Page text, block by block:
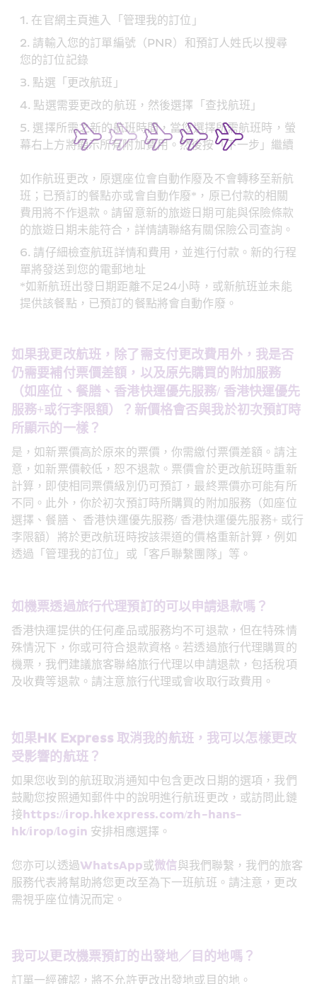
在官網主頁進入「管理我的訂位」
請輸入您的訂單編號（PNR）和預訂人姓氏以搜尋
您的訂位記錄
點選「更改航班」
點選需要更改的航班，然後選擇「查找航班」
選擇所需之新的航班時間，當您選擇所需航班時，螢
幕右上方將顯示所有附加費用。然後按「下一步」繼續
如作航班更改，原選座位會自動作廢及不會轉移至新航
班；已預訂的餐點亦或會自動作廢*，原已付款的相關
費用將不作退款。請留意新的旅遊日期可能與保險條款
的旅遊日期未能符合，詳情請聯絡有關保險公司查詢。
請仔細檢查航班詳情和費用，並進行付款。新的行程
單將發送到您的電郵地址
*如新航班出發日期距離不足24小時，或新航班並未能
提供該餐點，已預訂的餐點將會自動作廢。
如果我更改航班，除了需支付更改費用外，我是否
仍需要補付票價差額，以及原先購買的附加服務
（如座位、餐膳、香港快運優先服務/ 香港快運優先
服務+或行李限額）？新價格會否與我於初次預訂時
所顯示的一樣？
是，如新票價高於原來的票價，你需繳付票價差額。請注
意，如新票價較低，恕不退款。票價會於更改航班時重新
計算，即使相同票價級別仍可預訂，最終票價亦可能有所
不同。此外，你於初次預訂時所購買的附加服務（如座位
選擇、餐膳、 香港快運優先服務/ 香港快運優先服務+ 或行
李限額）將於更改航班時按該渠道的價格重新計算，例如
透過「管理我的訂位」或「客戶聯繫團隊」等。
如機票透過旅行代理預訂的可以申請退款嗎？
香港快運提供的任何產品或服務均不可退款，但在特殊情
殊情況下，你或可符合退款資格。若透過旅行代理購買的
機票，我們建議旅客聯絡旅行代理以申請退款，包括稅項
及收費等退款。請注意旅行代理或會收取行政費用。
如果HK Express 取消我的航班，我可以怎樣更改
受影響的航班？
如果您收到的航班取消通知中包含更改日期的選項，我們
鼓勵您按照通知郵件中的說明進行航班更改，或訪問此鏈
接https://irop.hkexpress.com/zh-hans-
hk/irop/login 安排相應選擇。
您亦可以透過WhatsApp或微信與我們聯繫，我們的旅客
服務代表將幫助將您更改至為下一班航班。請注意，更改
需視乎座位情況而定。
我可以更改機票預訂的出發地／目的地嗎？
訂單一經確認，將不允許更改出發地或目的地。